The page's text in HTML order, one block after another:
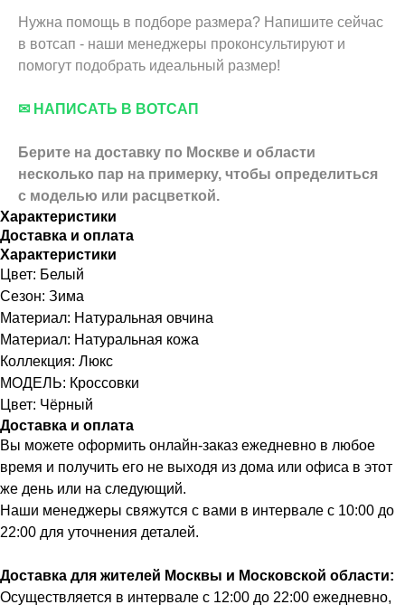
Нужна помощь в подборе размера? Напишите сейчас
в вотсап - наши менеджеры проконсультируют и
помогут подобрать идеальный размер!
✉ НАПИСАТЬ В ВОТСАП
Берите на доставку по Москве и области
несколько пар на примерку, чтобы определиться
с моделью или расцветкой.
Характеристики
Доставка и оплата
Характеристики
Цвет: Белый
Сезон: Зима
Материал: Натуральная овчина
Материал: Натуральная кожа
Коллекция: Люкс
МОДЕЛЬ: Кроссовки
Цвет: Чёрный
Доставка и оплата
Вы можете оформить онлайн-заказ ежедневно в любое
время и получить его не выходя из дома или офиса в этот
же день или на следующий.
Наши менеджеры свяжутся с вами в интервале с 10:00 до
22:00 для уточнения деталей.
Доставка для жителей Москвы и Московской области:
Осуществляется в интервале с 12:00 до 22:00 ежедневно,